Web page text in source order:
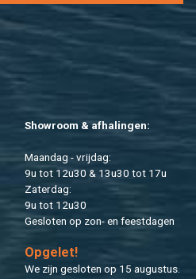
Show­room & af­ha­lin­gen:
Maan­dag - vrij­dag:
9u tot 12u30 & 13u30 tot 17u
Za­ter­dag:
9u tot 12u30
Ge­slo­ten op zon- en feest­da­gen
Op­ge­let!
We zijn ge­slo­ten op 15 au­gus­tus.